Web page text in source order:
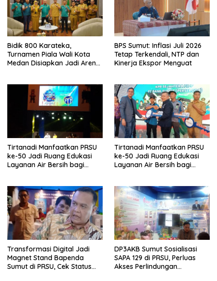
Bidik 800 Karateka,
Turnamen Piala Wali Kota
Medan Disiapkan Jadi Arena
BPS Sumut: Inflasi Juli 2026
Tetap Terkendali, NTP dan
Kinerja Ekspor Menguat
Tirtanadi Manfaatkan PRSU
ke-50 Jadi Ruang Edukasi
Layanan Air Bersih bagi
Tirtanadi Manfaatkan PRSU
ke-50 Jadi Ruang Edukasi
Layanan Air Bersih bagi
Transformasi Digital Jadi
Magnet Stand Bapenda
Sumut di PRSU, Cek Status
DP3AKB Sumut Sosialisasi
SAPA 129 di PRSU, Perluas
Akses Perlindungan